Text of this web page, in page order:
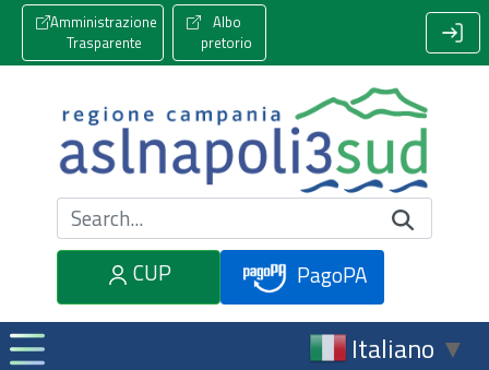
Amministrazione
Trasparente
Albo
pretorio
Cerca nel sito
CUP
PagoPA
Italiano ▼